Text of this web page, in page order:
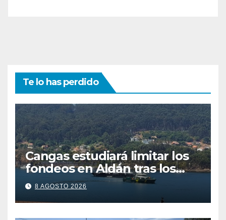
Te lo has perdido
Cangas estudiará limitar los
fondeos en Aldán tras los
últimos episodios de
contaminación en O Con
8 AGOSTO 2026